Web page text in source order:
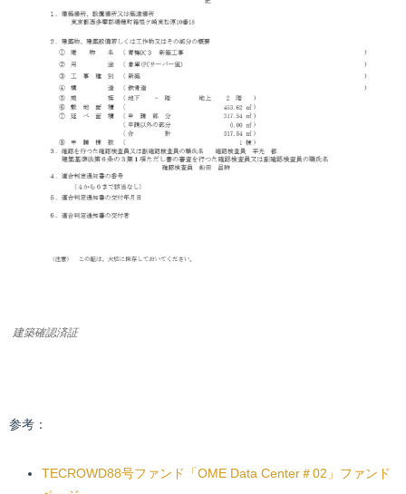
建築確認済証
参考：
TECROWD88号ファンド「OME Data Center＃02」ファンド